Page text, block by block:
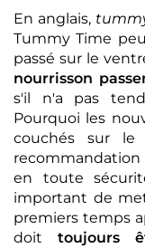
En anglais,
Tummy Time
passé sur le
nourrisson
s'il n'a pas
Pourquoi les
couchés sur
en toute
important de
premiers temps
doit toujours